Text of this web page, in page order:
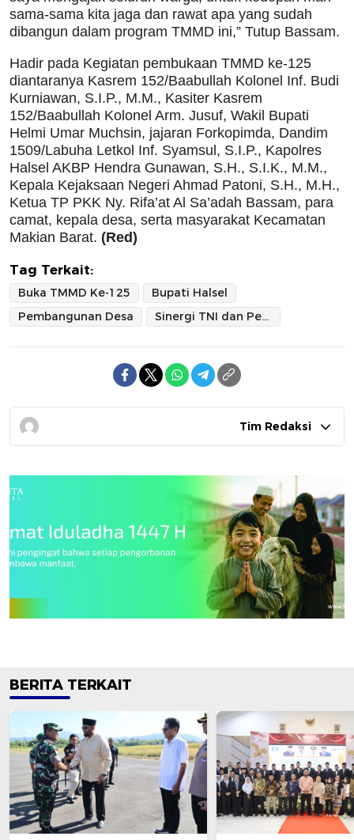
sama-sama kita jaga dan rawat apa yang sudah
dibangun dalam program TMMD ini,” Tutup Bassam.
Hadir pada Kegiatan pembukaan TMMD ke-125
diantaranya Kasrem 152/Baabullah Kolonel Inf. Budi
Kurniawan, S.I.P., M.M., Kasiter Kasrem
152/Baabullah Kolonel Arm. Jusuf, Wakil Bupati
Helmi Umar Muchsin, jajaran Forkopimda, Dandim
1509/Labuha Letkol Inf. Syamsul, S.I.P., Kapolres
Halsel AKBP Hendra Gunawan, S.H., S.I.K., M.M.,
Kepala Kejaksaan Negeri Ahmad Patoni, S.H., M.H.,
Ketua TP PKK Ny. Rifa’at Al Sa’adah Bassam, para
camat, kepala desa, serta masyarakat Kecamatan
Makian Barat. (Red)
Tag Terkait:
Buka TMMD Ke-125
Bupati Halsel
Pembangunan Desa
Sinergi TNI dan Pemda Percepat
Tim Redaksi
BERITA TERKAIT